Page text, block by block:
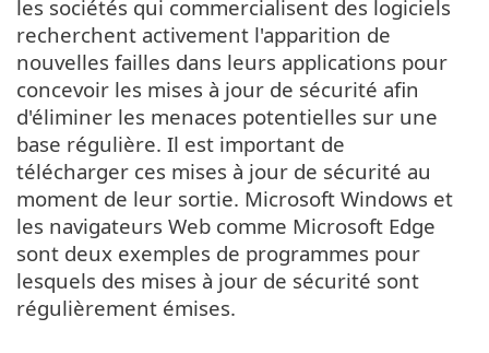
les sociétés qui commercialisent des logiciels
recherchent activement l'apparition de
nouvelles failles dans leurs applications pour
concevoir les mises à jour de sécurité afin
d'éliminer les menaces potentielles sur une
base régulière. Il est important de
télécharger ces mises à jour de sécurité au
moment de leur sortie. Microsoft Windows et
les navigateurs Web comme Microsoft Edge
sont deux exemples de programmes pour
lesquels des mises à jour de sécurité sont
régulièrement émises.